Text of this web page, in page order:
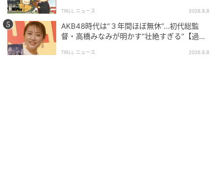
アルコ&ピースの#文化人が1番やばい〜Produced by
しくじり先生〜【テレビ朝日】
【岡田斗司夫】登録者120万人を虜にする、圧倒的な
TRILL ニュース 2026.8.8
AKB48時代は“３年間ほぼ無休”…初代総監
督・高橋みなみが明かす“壮絶すぎる”【過
TRILL ニュース 2026.8.8